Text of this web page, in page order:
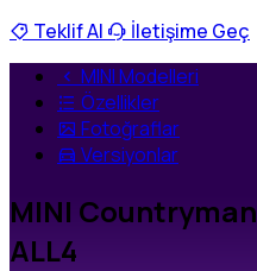
Teklif Al
İletişime Geç
MINI Modelleri
Özellikler
Fotoğraflar
Versiyonlar
MINI
ALL4